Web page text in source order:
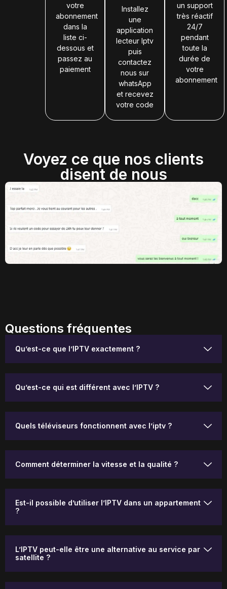
votre
abonnement
dans la
liste ci-
dessous et
passez au
paiement
Installez
une
application
lecteur Iptv
puis
contactez
nous sur
whatsApp
et recevez
votre code
un support
très réactif
24/7
pendant
toute la
durée de
votre
abonnement
Voyez ce que nos clients
disent de nous
Questions fréquentes
Qu’est-ce que l’IPTV exactement ?
Qu’est-ce qui est différent avec l’IPTV ?
Quels téléviseurs fonctionnent avec l’iptv ?
Comment déterminer la vitesse et la qualité ?
Est-il possible d’utiliser l’IPTV dans un appartement
?
L’IPTV peut-elle être une alternative au service par
satellite ?